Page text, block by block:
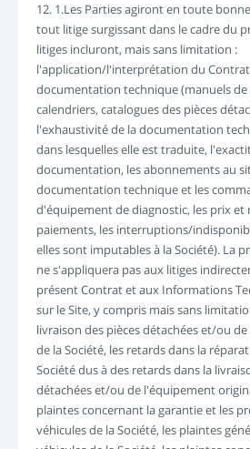
12. 1.Les Parties agiront en toute
tout litige surgissant dans le cadre du
litiges incluront, mais sans limitation :
l'application/l'interprétation du
documentation technique (manuels
calendriers, catalogues des pièces
l'exhaustivité de la documentation
dans lesquelles elle est traduite,
documentation, les abonnements au
documentation technique et les
d'équipement de diagnostic, les prix et
paiements, les interruptions/
elles sont imputables à la Société). La
ne s'appliquera pas aux litiges
présent Contrat et aux Informations
sur le Site, y compris mais sans
livraison des pièces détachées et/ou
de la Société, les retards dans la
Société dus à des retards dans la
détachées et/ou de l'équipement
plaintes concernant la garantie et les
véhicules de la Société, les plaintes